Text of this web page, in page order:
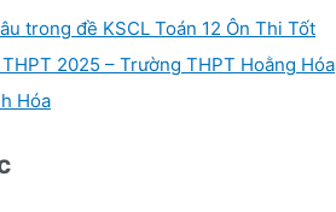
trong đề KSCL Toán 12 Ôn Thi Tốt
2025 – Trường THPT Hoằng Hóa
Hóa